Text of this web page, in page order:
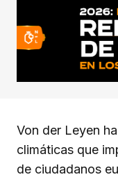
Von der Leyen
climáticas que
de ciudadanos